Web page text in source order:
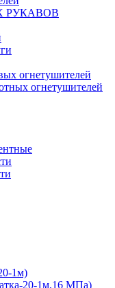
РУКАВОВ
огнетушителей
огнетушителей
1м)
20-1м,16 МПа)